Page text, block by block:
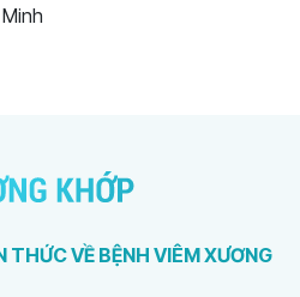
VỀ BỆNH VIÊM XƯƠNG